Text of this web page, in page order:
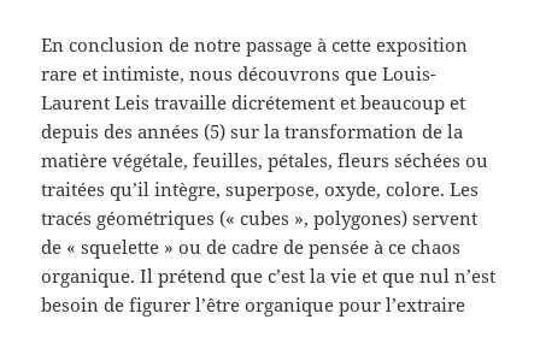
En conclusion de notre passage à cette exposition
rare et intimiste, nous découvrons que Louis-
Laurent Leis travaille dicrétement et beaucoup et
depuis des années (5) sur la transformation de la
matière végétale, feuilles, pétales, fleurs séchées ou
traitées qu’il intègre, superpose, oxyde, colore. Les
tracés géométriques (« cubes », polygones) servent
de « squelette » ou de cadre de pensée à ce chaos
organique. Il prétend que c’est la vie et que nul n’est
besoin de figurer l’être organique pour l’extraire